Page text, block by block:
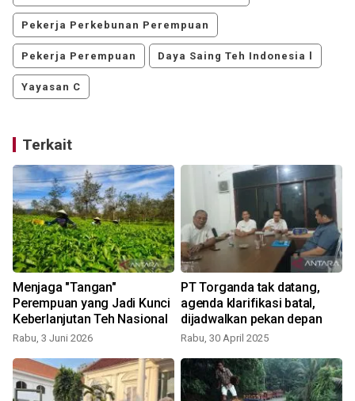
Pekerja Perkebunan Perempuan
Pekerja Perempuan Daya Saing Teh Indonesia l
Yayasan C
Terkait
Menjaga "Tangan"
Perempuan yang Jadi Kunci
Keberlanjutan Teh Nasional
Rabu, 3 Juni 2026
PT Torganda tak datang,
agenda klarifikasi batal,
dijadwalkan pekan depan
Rabu, 30 April 2025